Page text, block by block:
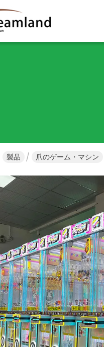
製品 爪のゲーム・マシン